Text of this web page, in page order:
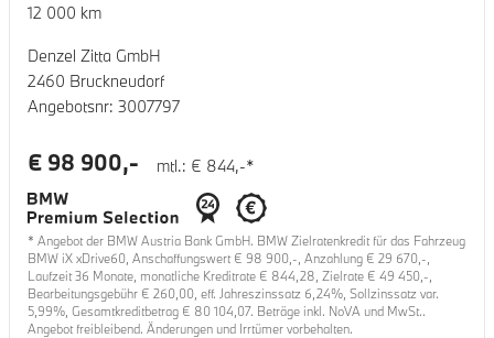
12 000 km
Denzel Zitta GmbH
2460 Bruckneudorf
Angebotsnr: 3007797
mtl.: € 844,-*
€ 98 900,-
* Angebot der BMW Austria Bank GmbH. BMW Zielratenkredit für das Fahrzeug
BMW iX xDrive60 , Anschaffungswert € 98 900 ,-, Anzahlung € 29 670 ,-,
Laufzeit36 Monate, monatliche Kreditrate € 844,28 , Zielrate € 49 450 ,-,
Bearbeitungsgebühr € 260,00 , eff. Jahreszinssatz 6,24%, Sollzinssatz var.
5,99%, Gesamtkreditbetrag € 80 104,07. Beträge inkl. NoVA und MwSt..
Angebot freibleibend. Änderungen und Irrtümer vorbehalten.